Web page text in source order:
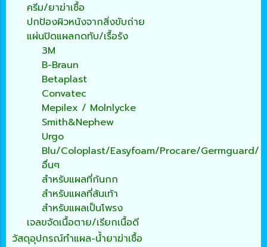
ครีม/ยาฆ่าเชื้อ
ปกป้องผิวหนังจากสิ่งขับถ่าย
แผ่นปิดแผลกดทับ/เรื้อรัง
3M
B-Braun
Betaplast
Convatec
Mepilex / Molnlycke
Smith&Nephew
Urgo
Blu/Coloplast/Easyfoam/Procare/Germguard/
อื่นๆ
สำหรับแผลที่ก้นกก
สำหรับแผลที่ส้นเท้า
สำหรับแผลเป็นโพรง
เจลขจัดเนื้อตาย/เรียกเนื้อดี
วัสดุอุปกรณ์ทำแผล-น้ำยาฆ่าเชื้อ